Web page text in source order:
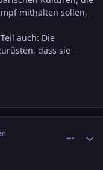
mithalten sollen,
auch: Die
dass sie